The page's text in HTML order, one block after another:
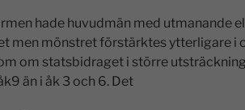
hade huvudmän med utmanande
men mönstret förstärktes ytterligare i
om statsbidraget i större
än i åk 3 och 6. Det